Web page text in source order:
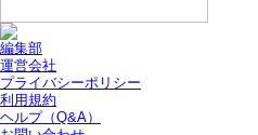
編集部
運営会社
プライバシーポリシー
利用規約
ヘルプ（Q&A）